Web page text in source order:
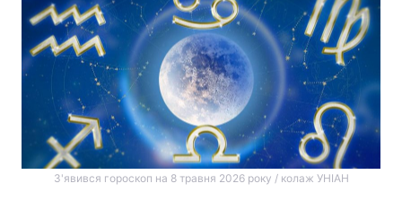
З'явився гороскоп на 8 травня 2026 року / колаж УНІАН